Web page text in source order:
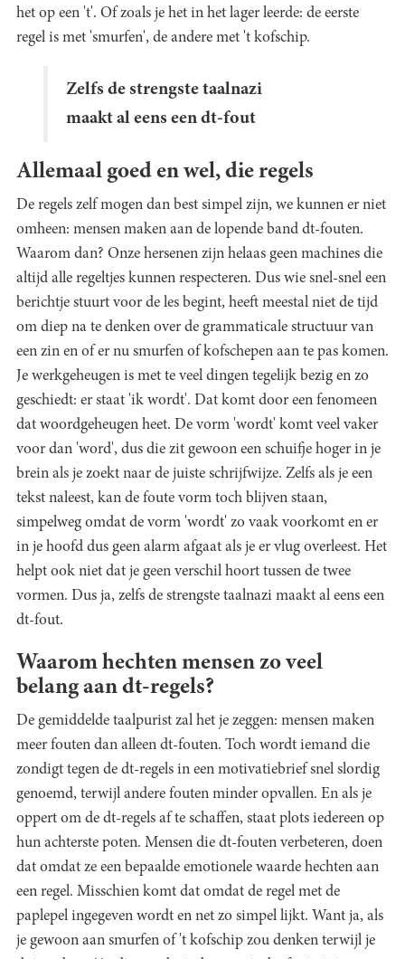
het op een 't'. Of zoals je het in het lager leerde: de eerste
regel is met 'smurfen', de andere met 't kofschip.
Zelfs de strengste taalnazi
maakt al eens een dt-fout
Allemaal goed en wel, die regels
De regels zelf mogen dan best simpel zijn, we kunnen er niet
omheen: mensen maken aan de lopende band dt-fouten.
Waarom dan? Onze hersenen zijn helaas geen machines die
altijd alle regeltjes kunnen respecteren. Dus wie snel-snel een
berichtje stuurt voor de les begint, heeft meestal niet de tijd
om diep na te denken over de grammaticale structuur van
een zin en of er nu smurfen of kofschepen aan te pas komen.
Je werkgeheugen is met te veel dingen tegelijk bezig en zo
geschiedt: er staat 'ik wordt'. Dat komt door een fenomeen
dat woordgeheugen heet. De vorm 'wordt' komt veel vaker
voor dan 'word', dus die zit gewoon een schuifje hoger in je
brein als je zoekt naar de juiste schrijfwijze. Zelfs als je een
tekst naleest, kan de foute vorm toch blijven staan,
simpelweg omdat de vorm 'wordt' zo vaak voorkomt en er
in je hoofd dus geen alarm afgaat als je er vlug overleest. Het
helpt ook niet dat je geen verschil hoort tussen de twee
vormen. Dus ja, zelfs de strengste taalnazi maakt al eens een
dt-fout.
Waarom hechten mensen zo veel
belang aan dt-regels?
De gemiddelde taalpurist zal het je zeggen: mensen maken
meer fouten dan alleen dt-fouten. Toch wordt iemand die
zondigt tegen de dt-regels in een motivatiebrief snel slordig
genoemd, terwijl andere fouten minder opvallen. En als je
oppert om de dt-regels af te schaffen, staat plots iedereen op
hun achterste poten. Mensen die dt-fouten verbeteren, doen
dat omdat ze een bepaalde emotionele waarde hechten aan
een regel. Misschien komt dat omdat de regel met de
paplepel ingegeven wordt en net zo simpel lijkt. Want ja, als
je gewoon aan smurfen of 't kofschip zou denken terwijl je